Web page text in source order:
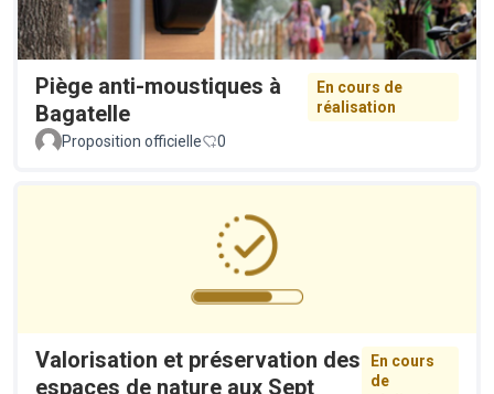
Piège anti-moustiques à
Bagatelle
En cours de
réalisation
Proposition officielle
0
Valorisation et préservation des
espaces de nature aux Sept
En cours
de